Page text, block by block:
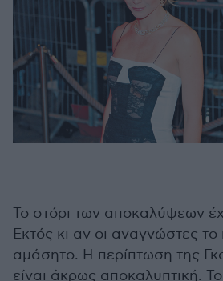
Το στόρι των αποκαλύψεων
Εκτός κι αν οι αναγνώστες
αμάσητο. Η περίπτωση της
είναι άκρως αποκαλυπτική.